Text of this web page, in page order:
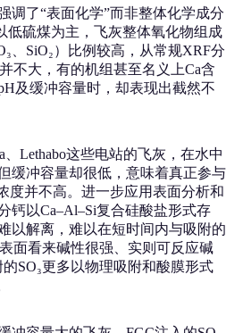
调了“表面化学”而非整体化学成分
低硫煤为主，飞灰整体氧化物组成
、SiO₂）比例较高，从常规XRF分
不大，有的机组甚至名义上Ca含
及缓冲容量时，却表现出截然不
Lethabo这些电站的飞灰，在水中
缓冲容量却很低，意味着真正参与
度并不高。进一步应用表面分析和
钙以Ca–Al–Si复合硅酸盐形式存
以解离，难以在短时间内与吸附的
面看来碱性很强、实则可反应碱
SO₃更多以物理吸附和酸膜形式